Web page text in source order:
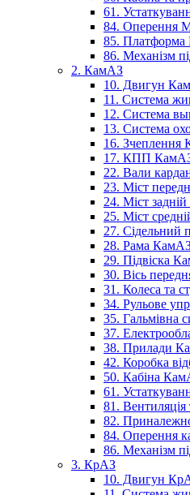
61.
84. Оперення
85.
86. Механізм
2. КамАЗ
10. Двигун
11. Система
12. Система
13. Система
16. Зчеплення
17. КПП
22. Вали
23. Міст
24. Міст
25. Міст
27. Сідельний
28. Рама
29. Підвіска
30. Вісь
31. Колеса та
34. Рульове
35. Гальмівна
37.
38. Прилади
42. Коробка
50. Кабіна
61.
81.
82.
84. Оперення
86. Механізм
3. КрАЗ
10. Двигун